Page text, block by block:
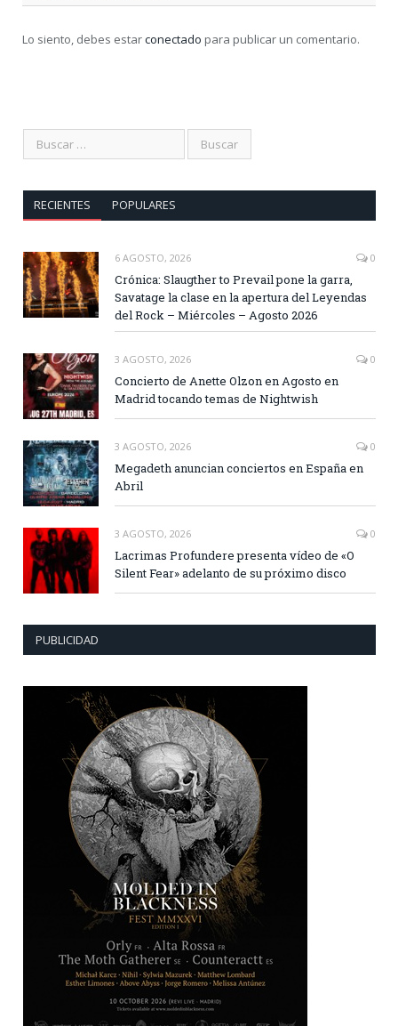
Lo siento, debes estarconectado para publicar un comentario.
RECIENTES POPULARES
6 AGOSTO, 2026 0
Crónica: Slaugther to Prevail pone la garra,
Savatage la clase en la apertura del Leyendas
del Rock – Miércoles – Agosto 2026
3 AGOSTO, 2026 0
Concierto de Anette Olzon en Agosto en
Madrid tocando temas de Nightwish
3 AGOSTO, 2026 0
Megadeth anuncian conciertos en España en
Abril
3 AGOSTO, 2026 0
Lacrimas Profundere presenta vídeo de «O
Silent Fear» adelanto de su próximo disco
PUBLICIDAD